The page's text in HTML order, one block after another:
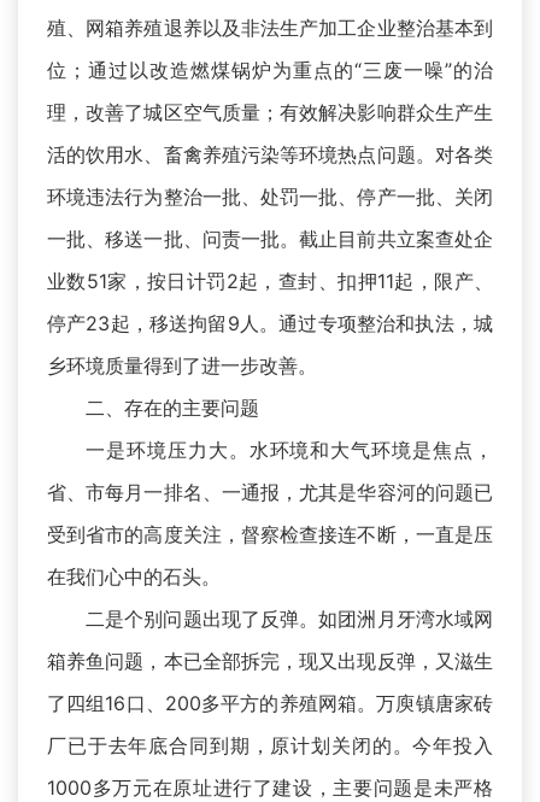
殖、网箱养殖退养以及非法生产加工企业整治基本到
位；通过以改造燃煤锅炉为重点的“三废一噪”的治
理，改善了城区空气质量；有效解决影响群众生产生
活的饮用水、畜禽养殖污染等环境热点问题。对各类
环境违法行为整治一批、处罚一批、停产一批、关闭
一批、移送一批、问责一批。截止目前共立案查处企
业数51家，按日计罚2起，查封、扣押11起，限产、
停产23起，移送拘留9人。通过专项整治和执法，城
乡环境质量得到了进一步改善。
二、存在的主要问题
一是环境压力大。水环境和大气环境是焦点，
省、市每月一排名、一通报，尤其是华容河的问题已
受到省市的高度关注，督察检查接连不断，一直是压
在我们心中的石头。
二是个别问题出现了反弹。如团洲月牙湾水域网
箱养鱼问题，本已全部拆完，现又出现反弹，又滋生
了四组16口、200多平方的养殖网箱。万庾镇唐家砖
厂已于去年底合同到期，原计划关闭的。今年投入
1000多万元在原址进行了建设，主要问题是未严格